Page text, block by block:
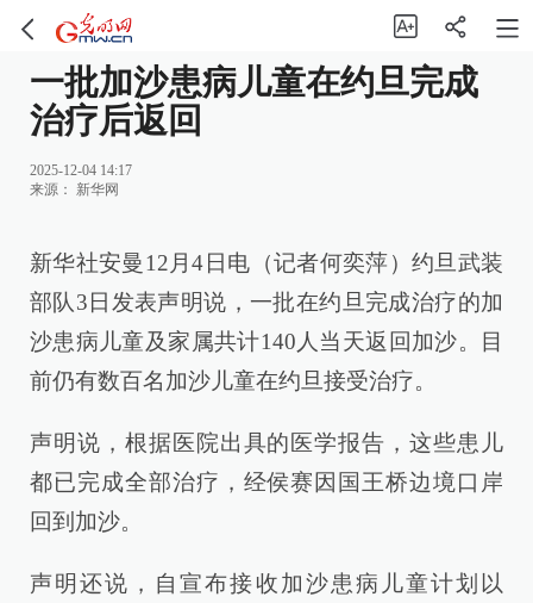
一批加沙患病儿童在约旦完成
治疗后返回
2025-12-04 14:17
来源： 新华网
新华社安曼12月4日电（记者何奕萍）约旦武装
部队3日发表声明说，一批在约旦完成治疗的加
沙患病儿童及家属共计140人当天返回加沙。目
前仍有数百名加沙儿童在约旦接受治疗。
声明说，根据医院出具的医学报告，这些患儿
都已完成全部治疗，经侯赛因国王桥边境口岸
回到加沙。
声明还说，自宣布接收加沙患病儿童计划以